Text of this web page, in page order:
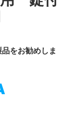
をお勧めしま